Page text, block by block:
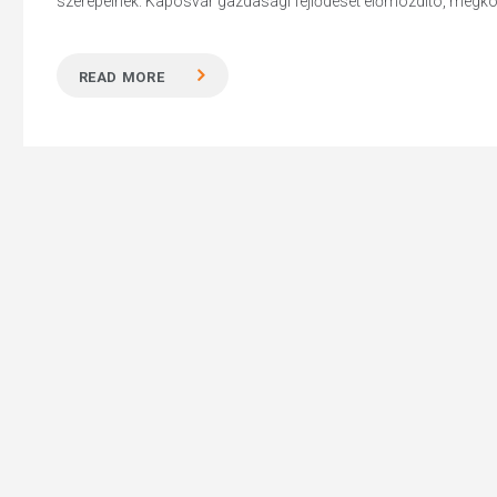
READ MORE